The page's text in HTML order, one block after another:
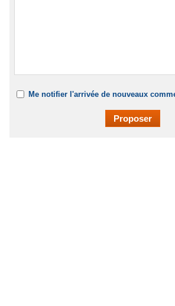
Me notifier l'arrivée de nouveaux